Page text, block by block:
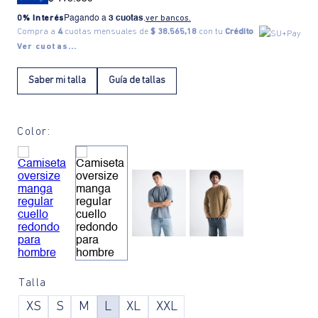
0% Interés Pagando a 3 cuotas.ver bancos.
Compra a 4cuotas mensuales de $ 38.565,18 con tu Crédito
Ver cuotas...
Saber mi talla Guía de tallas
Color:
Talla
XS S M L XL XXL